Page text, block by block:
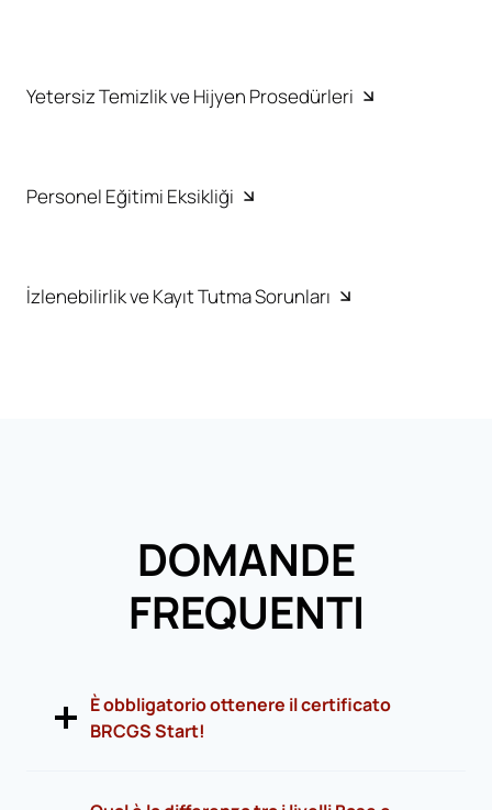
Yetersiz Temizlik ve Hijyen Prosedürleri
Personel Eğitimi Eksikliği
İzlenebilirlik ve Kayıt Tutma Sorunları
DOMANDE
FREQUENTI
È obbligatorio ottenere il certificato
BRCGS Start!